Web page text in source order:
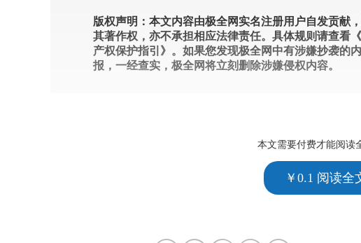
版权声明：本文内容由极全网实名注册用户自发贡献
其著作权，亦不承担相应法律责任。具体规则请查看
产权保护指引》。如果您发现极全网中有涉嫌抄袭的内
报，一经查实，极全网将立刻删除涉嫌侵权内容。
本文需要付费才能阅读
￥0.1 阅读全